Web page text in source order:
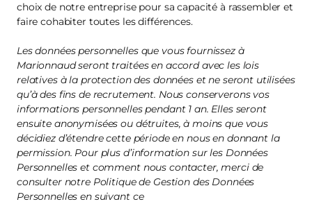
choix de notre entreprise pour sa capacité à rassembler et
faire cohabiter toutes les différences.
Les données personnelles que vous fournissez à
Marionnaud seront traitées en accord avec les lois
relatives à la protection des données et ne seront utilisées
qu’à des fins de recrutement. Nous conserverons vos
informations personnelles pendant 1 an. Elles seront
ensuite anonymisées ou détruites, à moins que vous
décidiez d’étendre cette période en nous en donnant la
permission. Pour plus d’information sur les Données
Personnelles et comment nous contacter, merci de
consulter notre Politique de Gestion des Données
Personnelles en suivant ce